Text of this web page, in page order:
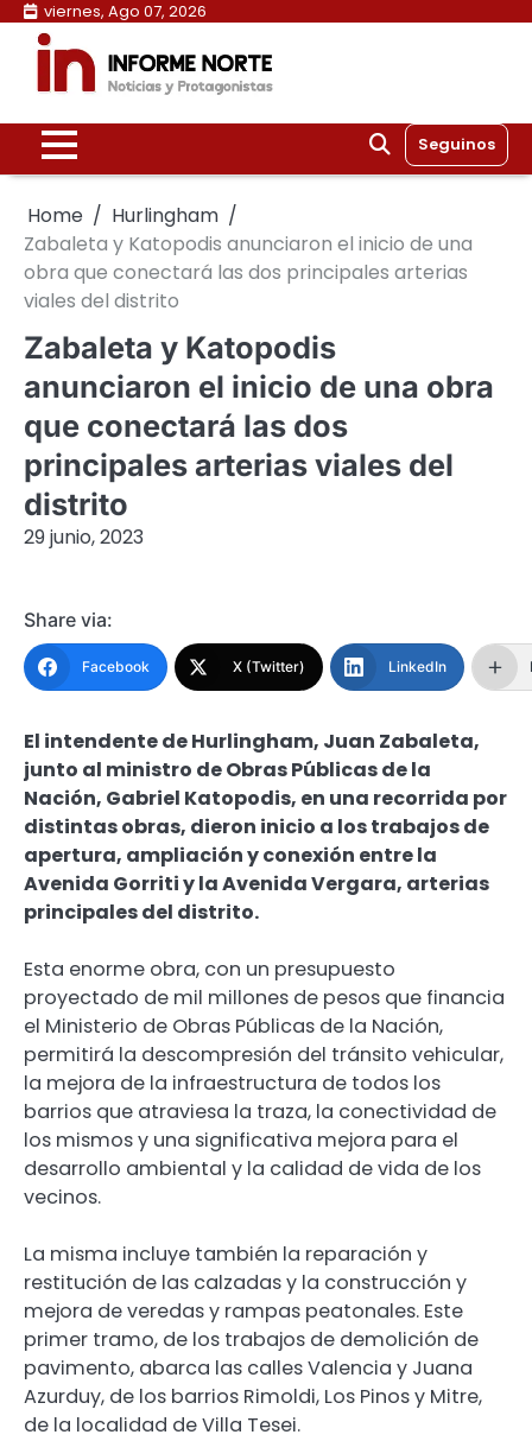
Skip
content
viernes, Ago 07, 2026
Seguinos
Home
Hurlingham
Zabaleta y Katopodis anunciaron el inicio de una
obra que conectará las dos principales arterias
viales del distrito
Zabaleta y Katopodis
anunciaron el inicio de una obra
que conectará las dos
principales arterias viales del
distrito
29 junio, 2023
Share via:
Facebook X (Twitter) LinkedIn
El intendente de Hurlingham, Juan Zabaleta,
junto al ministro de Obras Públicas de la
Nación, Gabriel Katopodis, en una recorrida por
distintas obras, dieron inicio a los trabajos de
apertura, ampliación y conexión entre la
Avenida Gorriti y la Avenida Vergara, arterias
principales del distrito.
Esta enorme obra, con un presupuesto
proyectado de mil millones de pesos que financia
el Ministerio de Obras Públicas de la Nación,
permitirá la descompresión del tránsito vehicular,
la mejora de la infraestructura de todos los
barrios que atraviesa la traza, la conectividad de
los mismos y una significativa mejora para el
desarrollo ambiental y la calidad de vida de los
vecinos.
La misma incluye también la reparación y
restitución de las calzadas y la construcción y
mejora de veredas y rampas peatonales. Este
primer tramo, de los trabajos de demolición de
pavimento, abarca las calles Valencia y Juana
Azurduy, de los barrios Rimoldi, Los Pinos y Mitre,
de la localidad de Villa Tesei.